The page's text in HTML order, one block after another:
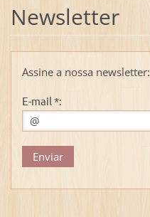
Newsletter
Assine a nossa newsletter:
E-mail *: